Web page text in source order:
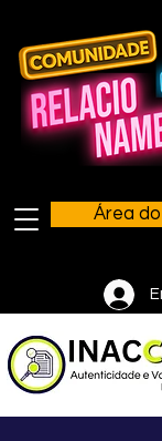
Área